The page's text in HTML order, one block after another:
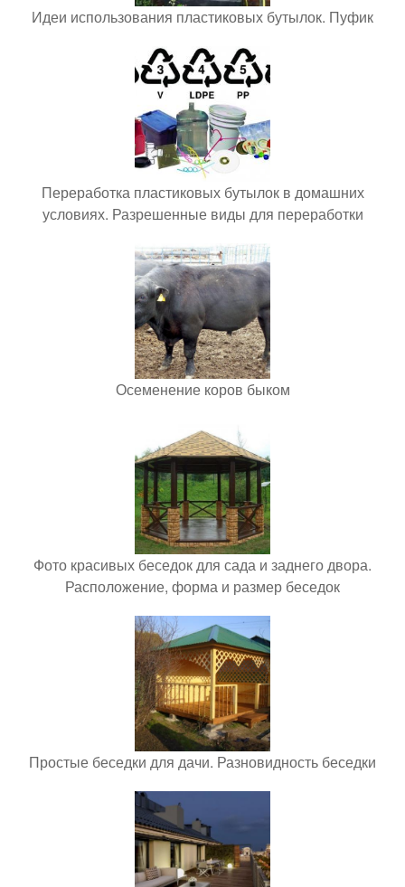
Идеи использования пластиковых бутылок. Пуфик
Переработка пластиковых бутылок в домашних
условиях. Разрешенные виды для переработки
Осеменение коров быком
Фото красивых беседок для сада и заднего двора.
Расположение, форма и размер беседок
Простые беседки для дачи. Разновидность беседки